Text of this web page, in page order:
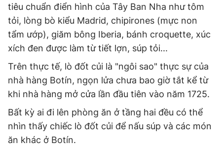
tiêu chuẩn điển hình của Tây Ban Nha như tôm
tỏi, lòng bò kiểu Madrid, chipirones (mực non
tẩm ướp), giăm bông Iberia, bánh croquette, xúc
xích đen được làm từ tiết lợn, súp tỏi...
Trên thực tế, lò đốt củi là "ngôi sao" thực sự của
nhà hàng Botín, ngọn lửa chưa bao giờ tắt kể từ
khi nhà hàng mở cửa lần đầu tiên vào năm 1725.
Bất kỳ ai đi lên phòng ăn ở tầng hai đều có thể
nhìn thấy chiếc lò đốt củi để nấu súp và các món
ăn khác ở Botín.